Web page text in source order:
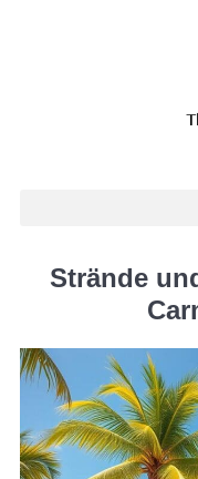
Strände